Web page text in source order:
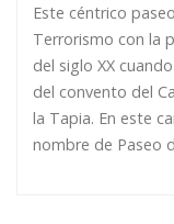
Este céntrico
Terrorismo con la
del siglo XX
del convento del
la Tapia. En este
nombre de Paseo